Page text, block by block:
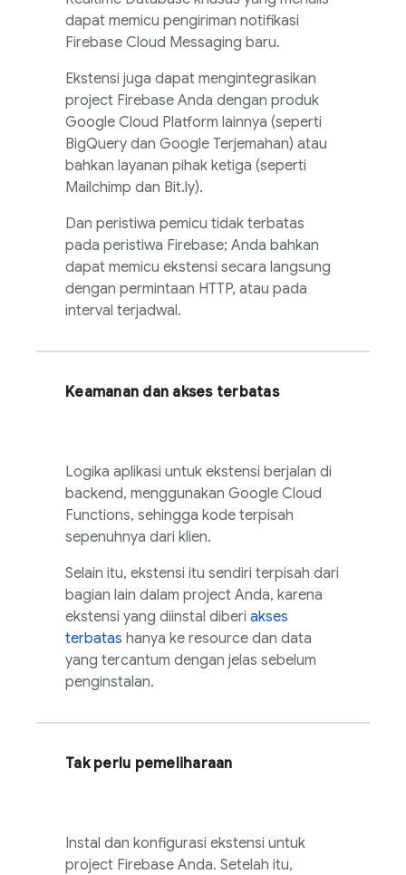
dapat memicu pengiriman notifikasi
Firebase Cloud Messaging baru.
Ekstensi juga dapat mengintegrasikan
project Firebase Anda dengan produk
Google Cloud Platform lainnya (seperti
BigQuery dan Google Terjemahan) atau
bahkan layanan pihak ketiga (seperti
Mailchimp dan Bit.ly).
Dan peristiwa pemicu tidak terbatas
pada peristiwa Firebase; Anda bahkan
dapat memicu ekstensi secara langsung
dengan permintaan HTTP, atau pada
interval terjadwal.
Keamanan dan akses terbatas
Logika aplikasi untuk ekstensi berjalan di
backend, menggunakan Google Cloud
Functions, sehingga kode terpisah
sepenuhnya dari klien.
Selain itu, ekstensi itu sendiri terpisah dari
bagian lain dalam project Anda, karena
ekstensi yang diinstal diberi akses
terbatas hanya ke resource dan data
yang tercantum dengan jelas sebelum
penginstalan.
Tak perlu pemeliharaan
Instal dan konfigurasi ekstensi untuk
project Firebase Anda. Setelah itu,